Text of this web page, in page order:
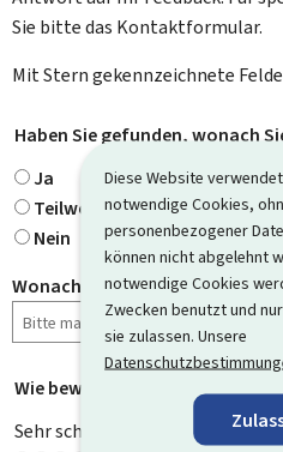
Diese Website
notwendige Cookies,
personenbezogener
können nicht abgelehnt
notwendige Cookies
Zwecken benutzt und
sie zulassen. Unsere
Sie bitte das Kontaktformular.
Mit Stern gekennzeichnete
Haben Sie gefunden, wonach
Ja
Teilweise
Nein
Wonach haben Sie gesucht?
Wie bewerten Sie diese Seite? *
Sehr schlecht